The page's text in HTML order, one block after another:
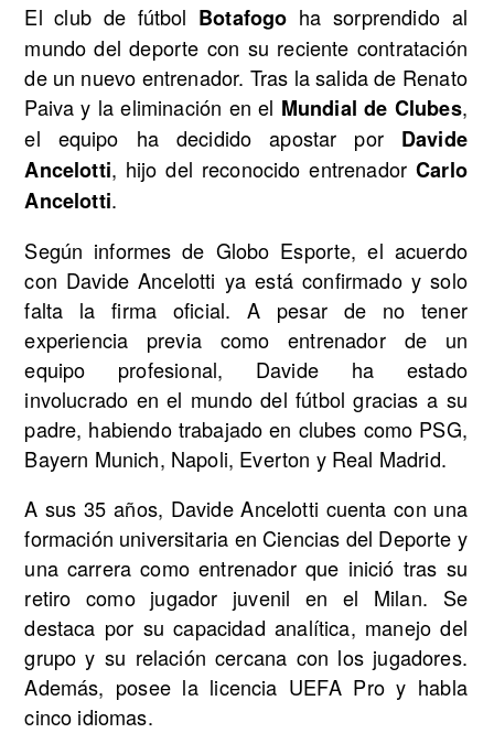
El club de fútbol Botafogo ha sorprendido al
mundo del deporte con su reciente contratación
de un nuevo entrenador. Tras la salida de Renato
Paiva y la eliminación en el Mundial de Clubes,
el equipo ha decidido apostar por Davide
Ancelotti, hijo del reconocido entrenadorCarlo
Ancelotti.
Según informes de Globo Esporte, el acuerdo
con Davide Ancelotti ya está confirmado y solo
falta la firma oficial. A pesar de no tener
experiencia previa como entrenador de un
equipo profesional, Davide ha estado
involucrado en el mundo del fútbol gracias a su
padre, habiendo trabajado en clubes como PSG,
Bayern Munich, Napoli, Everton y Real Madrid.
A sus 35 años, Davide Ancelotti cuenta con una
formación universitaria en Ciencias del Deporte y
una carrera como entrenador que inició tras su
retiro como jugador juvenil en el Milan. Se
destaca por su capacidad analítica, manejo del
grupo y su relación cercana con los jugadores.
Además, posee la licencia UEFA Pro y habla
cinco idiomas.